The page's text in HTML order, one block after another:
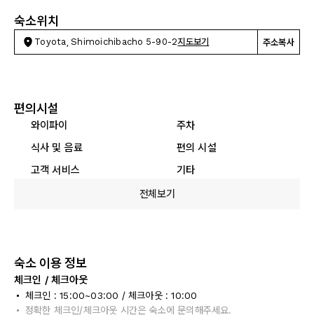
숙소위치
Toyota, Shimoichibacho 5-90-2지도보기 주소복사
편의시설
와이파이
주차
식사 및 음료
편의 시설
고객 서비스
기타
전체보기
숙소 이용 정보
체크인 / 체크아웃
체크인 : 15:00~03:00 / 체크아웃 : 10:00
정확한 체크인/체크아웃 시간은 숙소에 문의해주세요.